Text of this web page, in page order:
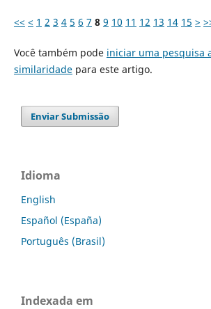
<< < 1 2 3 4 5 6 7 8 9 10 11 12 13 14 15 >
Você também pode iniciar uma pesquisa
similaridadepara este artigo.
Enviar Submissão
Idioma
English
Español (España)
Português (Brasil)
Indexada em